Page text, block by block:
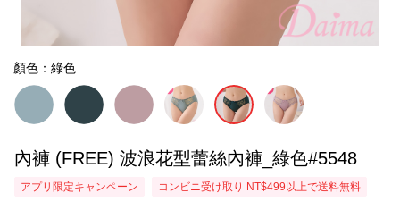
顏色：綠色
內褲 (FREE) 波浪花型蕾絲內褲_綠色#5548
アプリ限定キャンペーン コンビニ受け取り NT$499以上で送料無料